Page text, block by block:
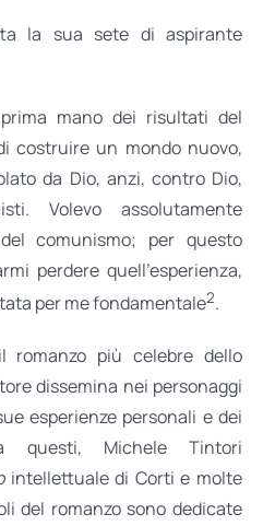
la sua sete di aspirante
mano dei risultati del
costruire un mondo nuovo,
da Dio, anzi, contro Dio,
Volevo assolutamente
comunismo; per questo
perdere quell’esperienza,
per me fondamentale2.
romanzo più celebre dello
dissemina nei personaggi
esperienze personali e dei
questi, Michele Tintori
intellettuale di Corti e molte
del romanzo sono dedicate